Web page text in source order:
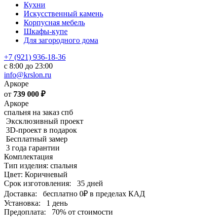
Кухни
Искусственный камень
Корпусная мебель
Шкафы-купе
Для загородного дома
+7 (921) 936-18-36
с 8:00 до 23:00
info@krslon.ru
Аркоре
от 739 000 ₽
Аркоре
спальня на заказ спб
Эксклюзивный проект
3D-проект в подарок
Бесплатный замер
3 года гарантии
Комплектация
Тип изделия: спальня
Цвет: Коричневый
Срок изготовления:
35 дней
Доставка:
бесплатно 0₽ в пределах КАД
Установка:
1 день
Предоплата:
70% от стоимости